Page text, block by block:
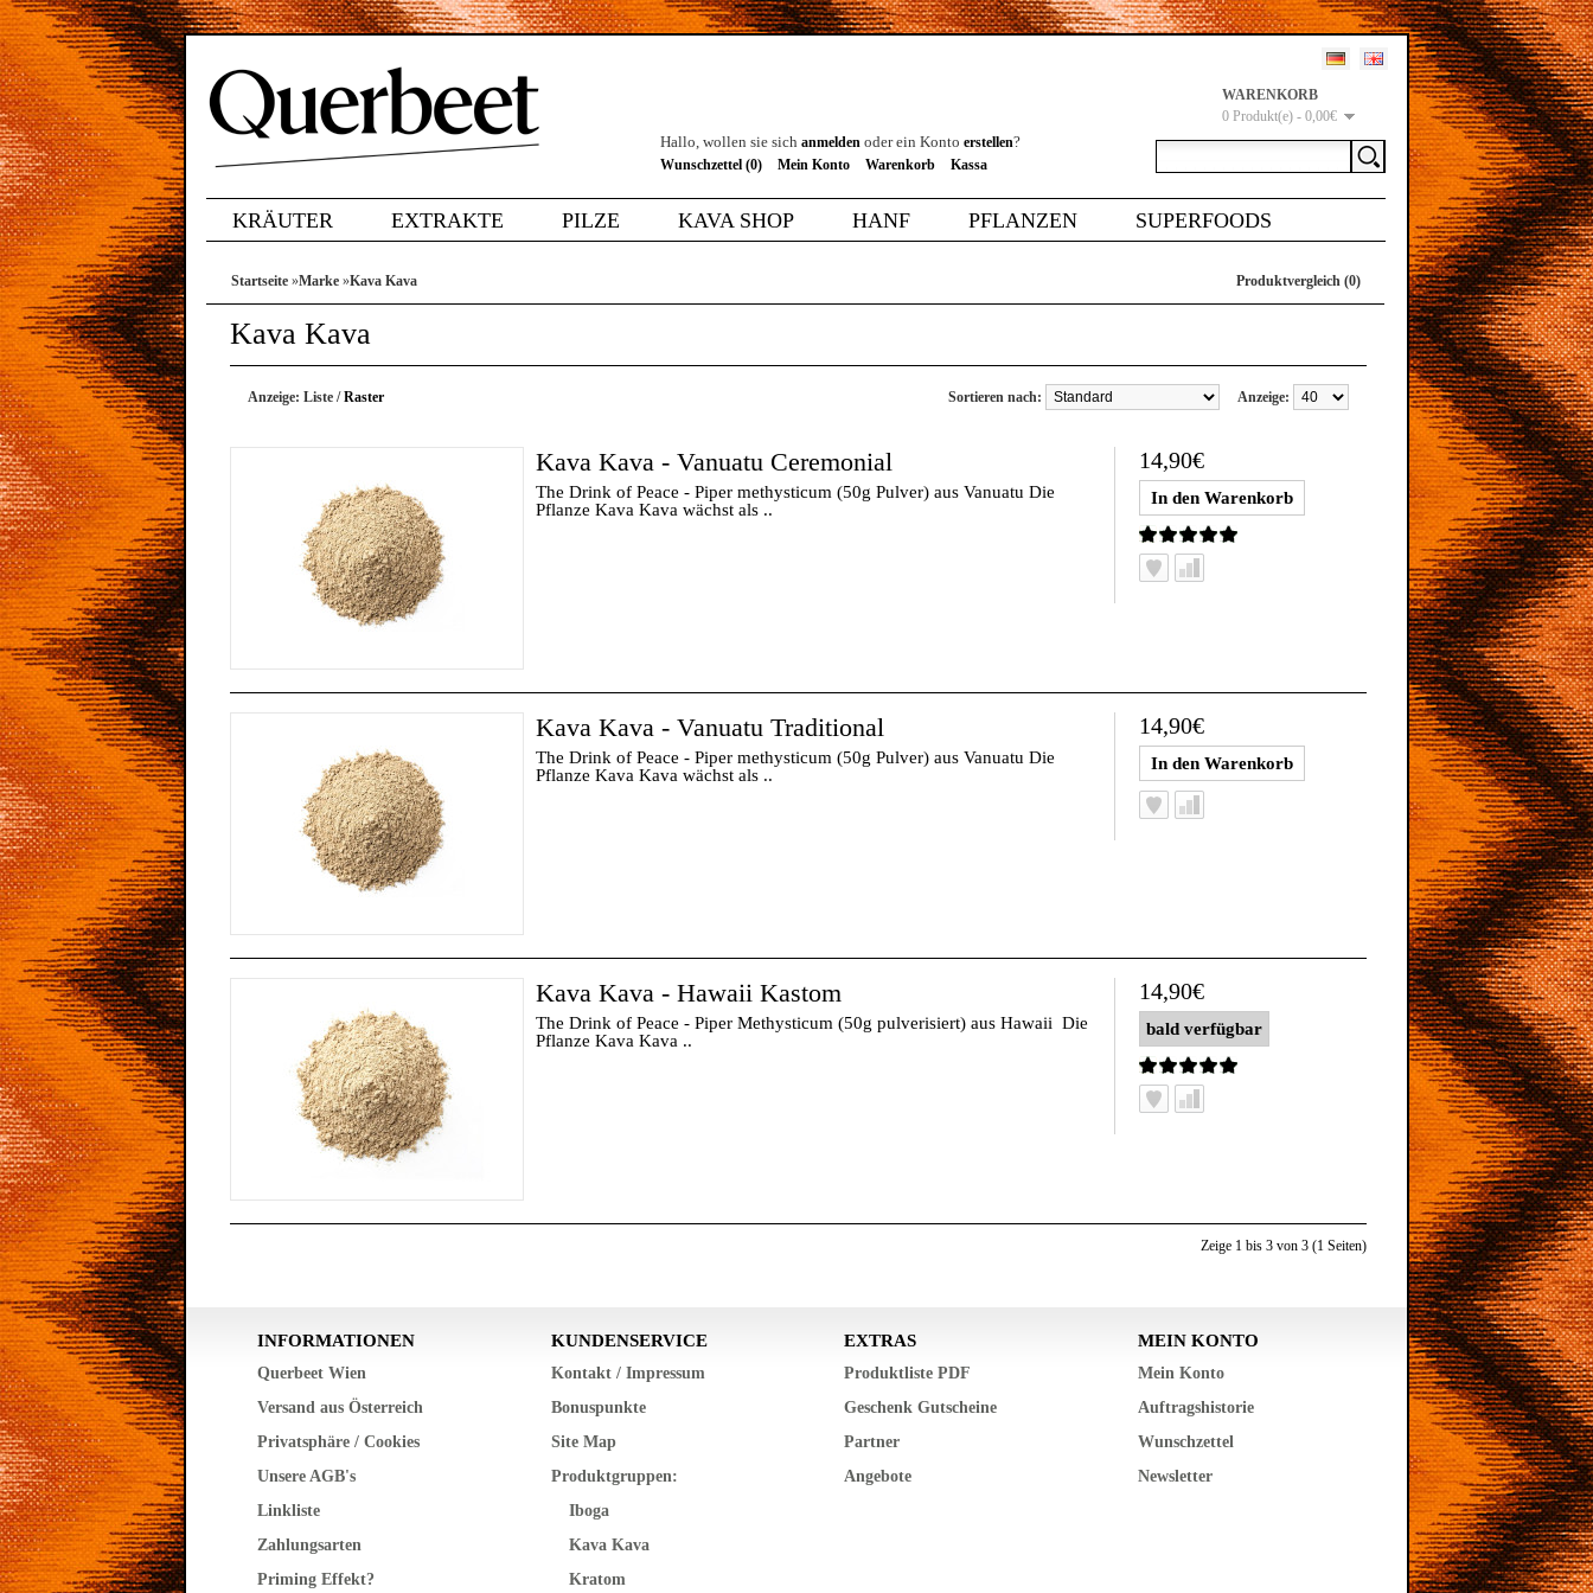
WARENKORB
0 Produkt(e) - 0,00€
Hallo, wollen sie sich anmelden oder ein Konto erstellen?
Wunschzettel (0) Mein Konto Warenkorb Kassa
KRÄUTER EXTRAKTE PILZE KAVA SHOP HANF PFLANZEN SUPERFOODS
Startseite »Marke »Kava Kava Produktvergleich (0)
Kava Kava
Anzeige: Liste / Raster Anzeige:
Sortieren nach:
14,90€
Kava Kava - Vanuatu Ceremonial
The Drink of Peace - Piper methysticum (50g Pulver) aus Vanuatu Die
Pflanze Kava Kava wächst als ..
14,90€
Kava Kava - Vanuatu Traditional
The Drink of Peace - Piper methysticum (50g Pulver) aus Vanuatu Die
Pflanze Kava Kava wächst als ..
14,90€
Kava Kava - Hawaii Kastom
The Drink of Peace - Piper Methysticum (50g pulverisiert) aus Hawaii Die
Pflanze Kava Kava ..
Zeige 1 bis 3 von 3 (1 Seiten)
INFORMATIONEN
Querbeet Wien
Versand aus Österreich
Privatsphäre / Cookies
Unsere AGB's
Linkliste
Zahlungsarten
Priming Effekt?
KUNDENSERVICE
Kontakt / Impressum
Bonuspunkte
Site Map
Produktgruppen:
Iboga
Kava Kava
Kratom
EXTRAS
Produktliste PDF
Geschenk Gutscheine
Partner
Angebote
MEIN KONTO
Mein Konto
Auftragshistorie
Wunschzettel
Newsletter